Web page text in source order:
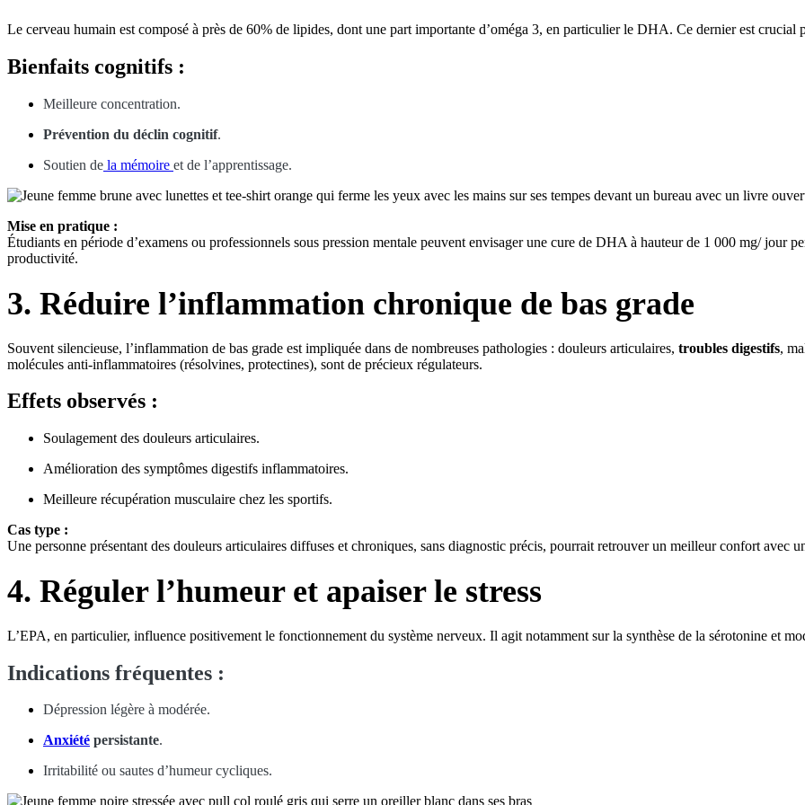
Le cerveau humain est composé à près de 60% de lipides, dont une part importante d’oméga 3, en particulier le DHA. Ce dernier est crucial
Bienfaits cognitifs :
Meilleure concentration.
Prévention du déclin cognitif.
Soutien de la mémoire et de l’apprentissage.
Mise en pratique :
Étudiants en période d’examens ou professionnels sous pression mentale peuvent envisager une cure de DHA à hauteur de 1 000 mg/ jour
productivité.
3. Réduire l’inflammation chronique de bas grade
Souvent silencieuse, l’inflammation de bas grade est impliquée dans de nombreuses pathologies : douleurs articulaires, troubles digestifs,
molécules anti-inflammatoires (résolvines, protectines), sont de précieux régulateurs.
Effets observés :
Soulagement des douleurs articulaires.
Amélioration des symptômes digestifs inflammatoires.
Meilleure récupération musculaire chez les sportifs.
Cas type :
Une personne présentant des douleurs articulaires diffuses et chroniques, sans diagnostic précis, pourrait retrouver un meilleur confort avec
4. Réguler l’humeur et apaiser le stress
L’EPA, en particulier, influence positivement le fonctionnement du système nerveux. Il agit notamment sur la synthèse de la sérotonine et
Indications fréquentes :
Dépression légère à modérée.
Anxiété persistante.
Irritabilité ou sautes d’humeur cycliques.